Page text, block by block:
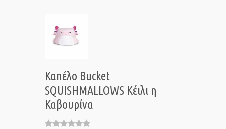
Καπέλο Bucket
SQUISHMALLOWS Κέιλι η
Καβουρίνα